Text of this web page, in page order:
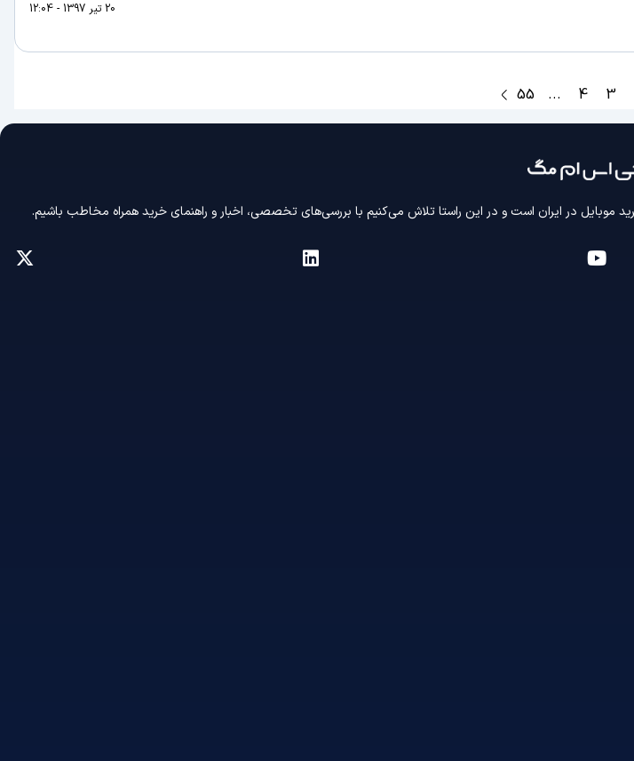
20 تیر 1397 - 12:04
3
4
...
55
در ایران است و در این راستا تلاش می‌کنیم با بررسی‌های تخصصی، اخبار و راهنمای خرید همراه مخاطب باشیم.